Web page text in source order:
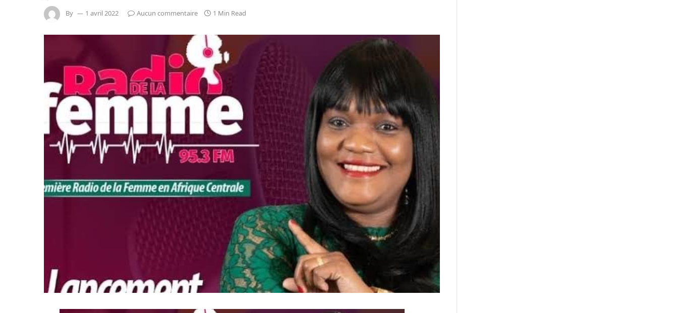
By 1 avril 2022 Aucun commentaire 1 Min Read